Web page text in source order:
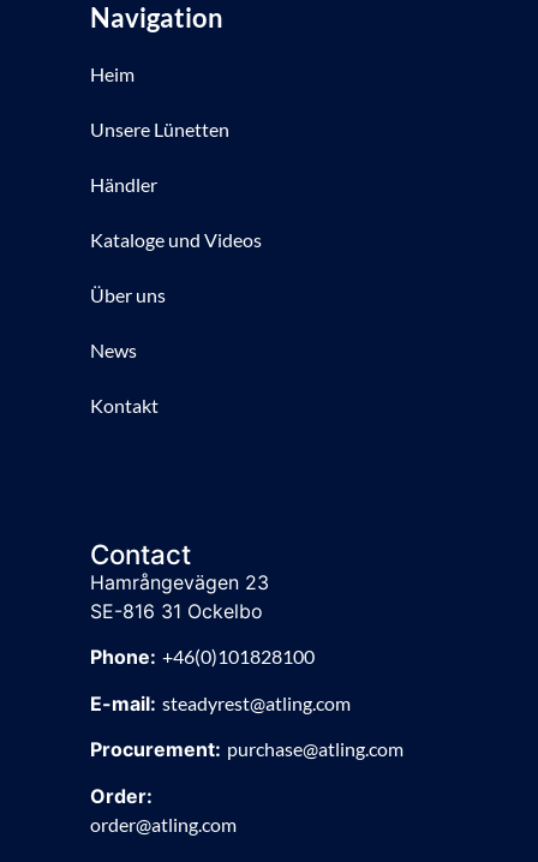
Navigation
Heim
Unsere Lünetten
Händler
Kataloge und Videos
Über uns
News
Kontakt
Contact
Hamrångevägen 23
SE-816 31 Ockelbo
Phone: +46(0)101828100
E-mail: steadyrest@atling.com
Procurement: purchase@atling.com
Order:
order@atling.com